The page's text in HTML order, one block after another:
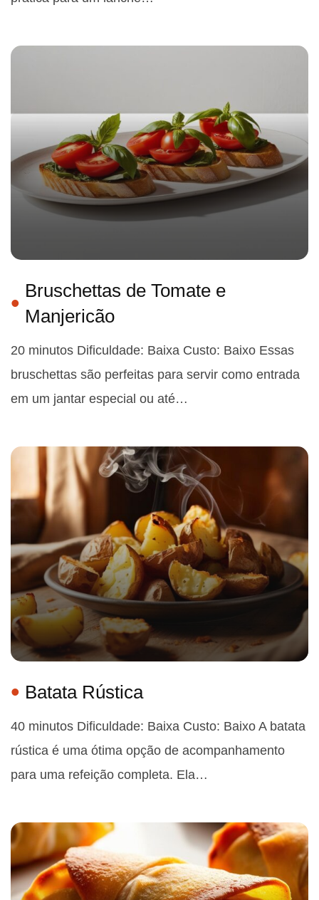
Bruschettas de Tomate e
Manjericão
20 minutos Dificuldade: Baixa Custo: Baixo Essas
bruschettas são perfeitas para servir como entrada
em um jantar especial ou até…
Batata Rústica
40 minutos Dificuldade: Baixa Custo: Baixo A batata
rústica é uma ótima opção de acompanhamento
para uma refeição completa. Ela…